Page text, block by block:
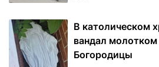
В католическом
вандал
Богородицы